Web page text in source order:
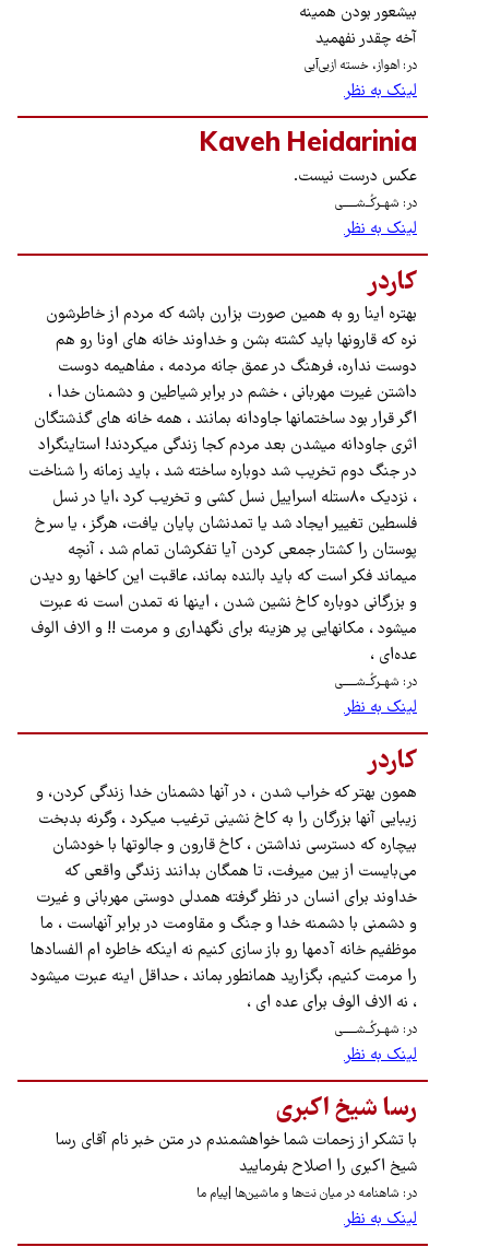
بیشعور بودن همینه
آخه چقدر نفهمید
در: اهواز، خسته ازبی‌آبی
لینک به نظر
Kaveh Heidarinia
عکس درست نیست.
در: شهــرکُــشــــــی
لینک به نظر
کاردر
بهتره اینا رو به همین صورت بزارن باشه که مردم از خاطرشون
نره که قارونها باید کشته بشن و خداوند خانه های اونا رو هم
دوست نداره، فرهنگ در عمق جانه مردمه ، مفاهیمه دوست
داشتن غیرت مهربانی ، خشم در برابر شیاطین و دشمنان خدا ،
اگر قرار بود ساختمانها جاودانه بمانند ، همه خانه های گذشتگان
اثری جاودانه میشدن بعد مردم کجا زندگی میکردند! استاینگراد
در جنگ دوم تخریب شد دوباره ساخته شد ، باید زمانه را شناخت
، نزدیک ۸۰ستله اسراییل نسل کشی و تخریب کرد ،ایا در نسل
فلسطین تغییر ایجاد شد یا تمدنشان پایان یافت، هرگز ، یا سرخ
پوستان را کشتار جمعی کردن آیا تفکرشان تمام شد ، آنچه
میماند فکر است که باید بالنده بماند، عاقبت این کاخها رو دیدن
و بزرگانی دوباره کاخ نشین شدن ، اینها نه تمدن است نه عبرت
میشود ، مکانهایی پر هزینه برای نگهداری و مرمت !! و الاف الوف
عده‌ای ،
در: شهــرکُــشــــــی
لینک به نظر
کاردر
همون بهتر که خراب شدن ، در آنها دشمنان خدا زندگی کردن، و
زیبایی آنها بزرگان را به کاخ نشینی ترغیب میکرد ، وگرنه بدبخت
بیچاره که دسترسی نداشتن ، کاخ قارون و جالوتها با خودشان
می‌بایست از بین میرفت، تا همگان بدانند زندگی واقعی که
خداوند برای انسان در نظر گرفته همدلی دوستی مهربانی و غیرت
و دشمنی با دشمنه خدا و جنگ و مقاومت در برابر آنهاست ، ما
موظفیم خانه آدمها رو باز سازی کنیم نه اینکه خاطره ام الفسادها
را مرمت کنیم، بگزارید همانطور بماند ، حداقل اینه عبرت میشود
، نه الاف الوف برای عده ای ،
در: شهــرکُــشــــــی
لینک به نظر
رسا شیخ اکبری
با تشکر از زحمات شما خواهشمندم در متن خبر نام آقای رسا
شیخ اکبری را اصلاح بفرمایید
در: شاهنامه در میان نت‌ها و ماشین‌ها |پیام ما
لینک به نظر